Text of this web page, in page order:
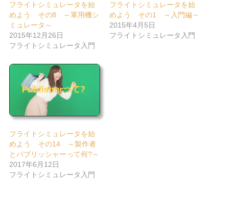
フライトシミュレータを始
めよう その8 ～軍用機シ
ミュレータ～
2015年12月26日
フライトシミュレータ入門
フライトシミュレータを始
めよう その1 ～入門編～
2015年4月5日
フライトシミュレータ入門
フライトシミュレータを始
めよう その14 ～製作者
とパブリッシャーって何?～
2017年6月12日
フライトシミュレータ入門